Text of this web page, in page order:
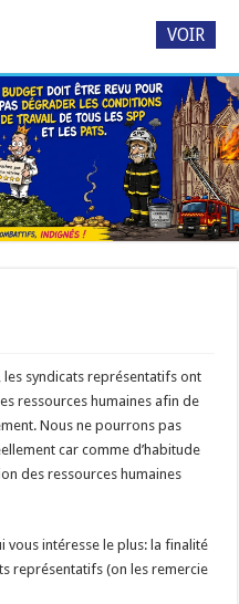
les syndicats représentatifs ont
ressources humaines afin de
Nous ne pourrons pas
car comme d’habitude
des ressources humaines
vous intéresse le plus: la finalité
représentatifs (on les remercie
VOIR